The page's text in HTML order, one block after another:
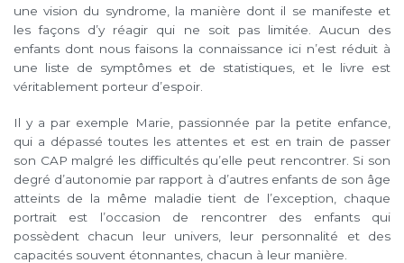
une vision du syndrome, la manière dont il se manifeste et
les façons d’y réagir qui ne soit pas limitée. Aucun des
enfants dont nous faisons la connaissance ici n’est réduit à
une liste de symptômes et de statistiques, et le livre est
véritablement porteur d’espoir.
Il y a par exemple Marie, passionnée par la petite enfance,
qui a dépassé toutes les attentes et est en train de passer
son CAP malgré les difficultés qu’elle peut rencontrer. Si son
degré d’autonomie par rapport à d’autres enfants de son âge
atteints de la même maladie tient de l’exception, chaque
portrait est l’occasion de rencontrer des enfants qui
possèdent chacun leur univers, leur personnalité et des
capacités souvent étonnantes, chacun à leur manière.